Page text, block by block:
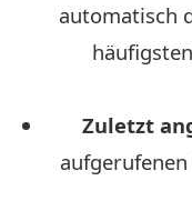
automatisch
Zuletzt